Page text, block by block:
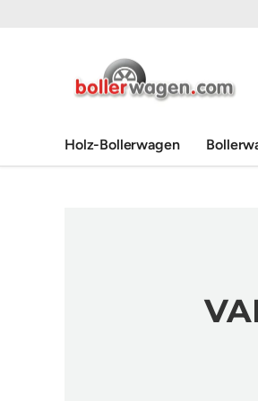
Holz-Bollerwagen